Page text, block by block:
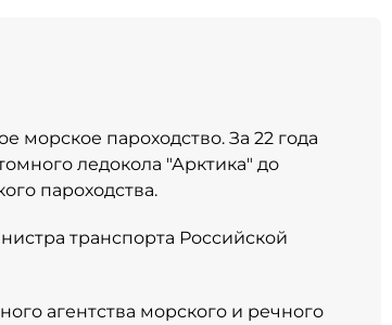
морское пароходство. За 22 года
ледокола "Арктика" до
пароходства.
транспорта Российской
агентства морского и речного